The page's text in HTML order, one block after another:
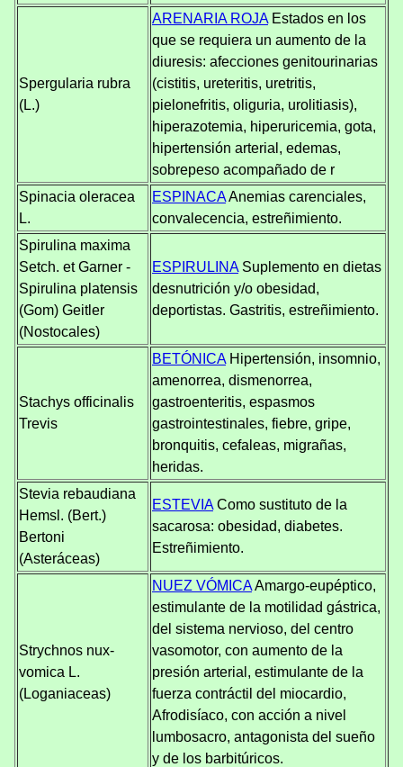
Spergularia rubra
(L.)
ARENARIA ROJAEstados en los
que se requiera un aumento de la
diuresis: afecciones genitourinarias
(cistitis, ureteritis, uretritis,
pielonefritis, oliguria, urolitiasis),
hiperazotemia, hiperuricemia, gota,
hipertensión arterial, edemas,
sobrepeso acompañado de r
Spinacia oleracea
L.
ESPINACAAnemias carenciales,
convalecencia, estreñimiento.
Spirulina maxima
Setch. et Garner -
Spirulina platensis
(Gom) Geitler
(Nostocales)
ESPIRULINASuplemento en dietas
desnutrición y/o obesidad,
deportistas. Gastritis, estreñimiento.
Stachys officinalis
Trevis
BETÓNICAHipertensión, insomnio,
amenorrea, dismenorrea,
gastroenteritis, espasmos
gastrointestinales, fiebre, gripe,
bronquitis, cefaleas, migrañas,
heridas.
Stevia rebaudiana
Hemsl. (Bert.)
Bertoni
(Asteráceas)
ESTEVIAComo sustituto de la
sacarosa: obesidad, diabetes.
Estreñimiento.
Strychnos nux-
vomica L.
(Loganiaceas)
NUEZ VÓMICAAmargo-eupéptico,
estimulante de la motilidad gástrica,
del sistema nervioso, del centro
vasomotor, con aumento de la
presión arterial, estimulante de la
fuerza contráctil del miocardio,
Afrodisíaco, con acción a nivel
lumbosacro, antagonista del sueño
y de los barbitúricos.